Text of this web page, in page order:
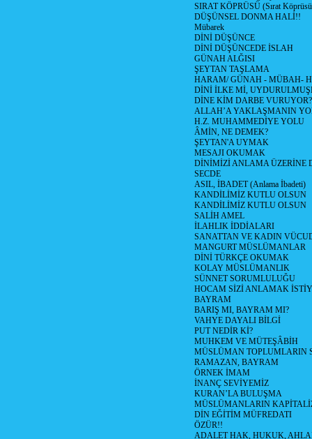
SIRAT KÖPRÜSÜ (Sırat
DÜŞÜNSEL DONMA HALİ!!
Mübarek
DİNİ DÜŞÜNCE
DİNİ DÜŞÜNCEDE İSLAH
GÜNAH ALĞISI
ŞEYTAN TAŞLAMA
HARAM/ GÜNAH - MÜBAH-
DİNİ İLKE Mİ,
DİNE KİM DARBE VURUYOR?
ALLAH’A YAKLAŞMANIN
H.Z. MUHAMMEDİYE YOLU
ÂMİN, NE DEMEK?
ŞEYTAN'A UYMAK
MESAJI OKUMAK
DİNİMİZİ ANLAMA ÜZERİNE
SECDE
ASIL, İBADET (Anlama İbadeti)
KANDİLİMİZ KUTLU OLSUN
KANDİLİMİZ KUTLU OLSUN
SALİH AMEL
İLAHLIK İDDİALARI
SANATTAN VE KADIN
MANGURT MÜSLÜMANLAR
DİNİ TÜRKÇE OKUMAK
KOLAY MÜSLÜMANLIK
SÜNNET SORUMLULUĞU
HOCAM SİZİ ANLAMAK
BAYRAM
BARIŞ MI, BAYRAM MI?
VAHYE DAYALI BİLGİ
PUT NEDİR Kİ?
MUHKEM VE MÜTEŞÂBİH
MÜSLÜMAN TOPLUMLARIN
RAMAZAN, BAYRAM
ÖRNEK İMAM
İNANÇ SEVİYEMİZ
KURAN’LA BULUŞMA
MÜSLÜMANLARIN
DİN EĞİTİM MÜFREDATI
ÖZÜR!!
ADALET HAK, HUKUK,